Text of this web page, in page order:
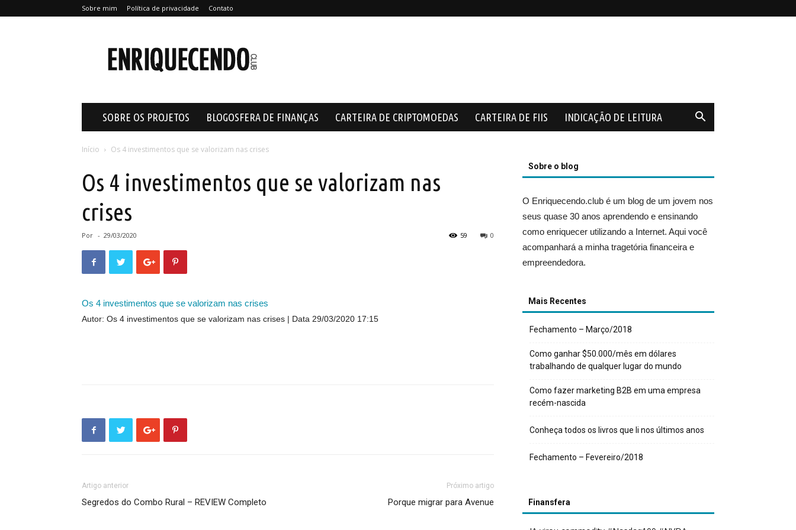
Sobre mim Política de privacidade Contato
SOBRE OS PROJETOS BLOGOSFERA DE FINANÇAS CARTEIRA DE CRIPTOMOEDAS CARTEIRA DE FIIS INDICAÇÃO DE LEITURA
Início Os 4 investimentos que se valorizam nas crises
Os 4 investimentos que se valorizam nas
crises
Por - 29/03/2020 0
59
Os 4 investimentos que se valorizam nas crises
Autor: Os 4 investimentos que se valorizam nas crises Data 29/03/2020 17:15
Artigo anterior
Segredos do Combo Rural – REVIEW Completo
Próximo artigo
Porque migrar para Avenue
Sobre o blog
O Enriquecendo.club é um blog de um jovem nos
seus quase 30 anos aprendendo e ensinando
como enriquecer utilizando a Internet. Aqui você
acompanhará a minha tragetória financeira e
empreendedora.
Mais Recentes
Fechamento – Março/2018
Como ganhar $50.000/mês em dólares
trabalhando de qualquer lugar do mundo
Como fazer marketing B2B em uma empresa
recém-nascida
Conheça todos os livros que li nos últimos anos
Fechamento – Fevereiro/2018
Finansfera